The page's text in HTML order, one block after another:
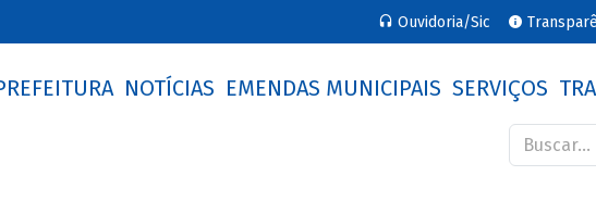
Ouvidoria/Sic
NOTÍCIAS EMENDAS MUNICIPAIS SERVIÇOS